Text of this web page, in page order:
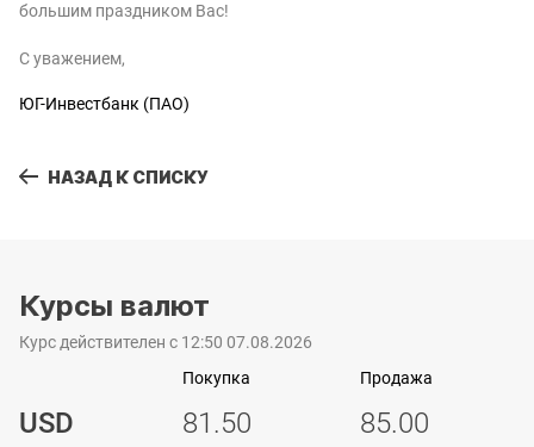
большим праздником Вас!
С уважением,
ЮГ-Инвестбанк (ПАО)
НАЗАД К СПИСКУ
Курсы валют
Курс действителен с 12:50 07.08.2026
USD
Покупка
81.50
Продажа
85.00